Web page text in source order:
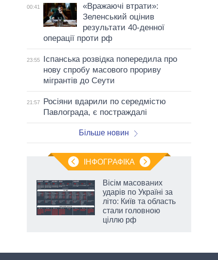
00:41
«Вражаючі втрати»:
Зеленський оцінив
результати 40-денної
операції проти рф
23:55
Іспанська розвідка попередила про
нову спробу масового прориву
мігрантів до Сеути
21:57
Росіяни вдарили по середмістю
Павлограда, є постраждалі
Більше новин
ІНФОГРАФІКА
Вісім масованих
ударів по Україні за
літо: Київ та область
стали головною
ціллю рф